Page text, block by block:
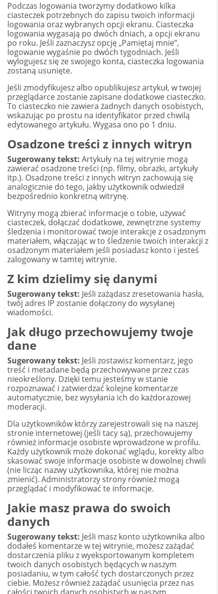
Podczas logowania tworzymy dodatkowo kilka
ciasteczek potrzebnych do zapisu twoich informacji
logowania oraz wybranych opcji ekranu. Ciasteczka
logowania wygasają po dwóch dniach, a opcji ekranu
po roku. Jeśli zaznaczysz opcję „Pamiętaj mnie”,
logowanie wygaśnie po dwóch tygodniach. Jeśli
wylogujesz się ze swojego konta, ciasteczka logowania
zostaną usunięte.
Jeśli zmodyfikujesz albo opublikujesz artykuł, w twojej
przeglądarce zostanie zapisane dodatkowe ciasteczko.
To ciasteczko nie zawiera żadnych danych osobistych,
wskazując po prostu na identyfikator przed chwilą
edytowanego artykułu. Wygasa ono po 1 dniu.
Osadzone treści z innych witryn
Sugerowany tekst: Artykuły na tej witrynie mogą
zawierać osadzone treści (np. filmy, obrazki, artykuły
itp.). Osadzone treści z innych witryn zachowują się
analogicznie do tego, jakby użytkownik odwiedził
bezpośrednio konkretną witrynę.
Witryny mogą zbierać informacje o tobie, używać
ciasteczek, dołączać dodatkowe, zewnętrzne systemy
śledzenia i monitorować twoje interakcje z osadzonym
materiałem, włączając w to śledzenie twoich interakcji z
osadzonym materiałem jeśli posiadasz konto i jesteś
zalogowany w tamtej witrynie.
Z kim dzielimy się danymi
Sugerowany tekst: Jeśli zażądasz zresetowania hasła,
twój adres IP zostanie dołączony do wysyłanej
wiadomości.
Jak długo przechowujemy twoje
dane
Sugerowany tekst: Jeśli zostawisz komentarz, jego
treść i metadane będą przechowywane przez czas
nieokreślony. Dzięki temu jesteśmy w stanie
rozpoznawać i zatwierdzać kolejne komentarze
automatycznie, bez wysyłania ich do każdorazowej
moderacji.
Dla użytkowników którzy zarejestrowali się na naszej
stronie internetowej (jeśli tacy są), przechowujemy
również informacje osobiste wprowadzone w profilu.
Każdy użytkownik może dokonać wglądu, korekty albo
skasować swoje informacje osobiste w dowolnej chwili
(nie licząc nazwy użytkownika, której nie można
zmienić). Administratorzy strony również mogą
przeglądać i modyfikować te informacje.
Jakie masz prawa do swoich
danych
Sugerowany tekst: Jeśli masz konto użytkownika albo
dodałeś komentarze w tej witrynie, możesz zażądać
dostarczenia pliku z wyeksportowanym kompletem
twoich danych osobistych będących w naszym
posiadaniu, w tym całość tych dostarczonych przez
ciebie. Możesz również zażądać usunięcia przez nas